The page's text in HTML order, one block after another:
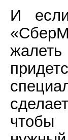
И
чтобы